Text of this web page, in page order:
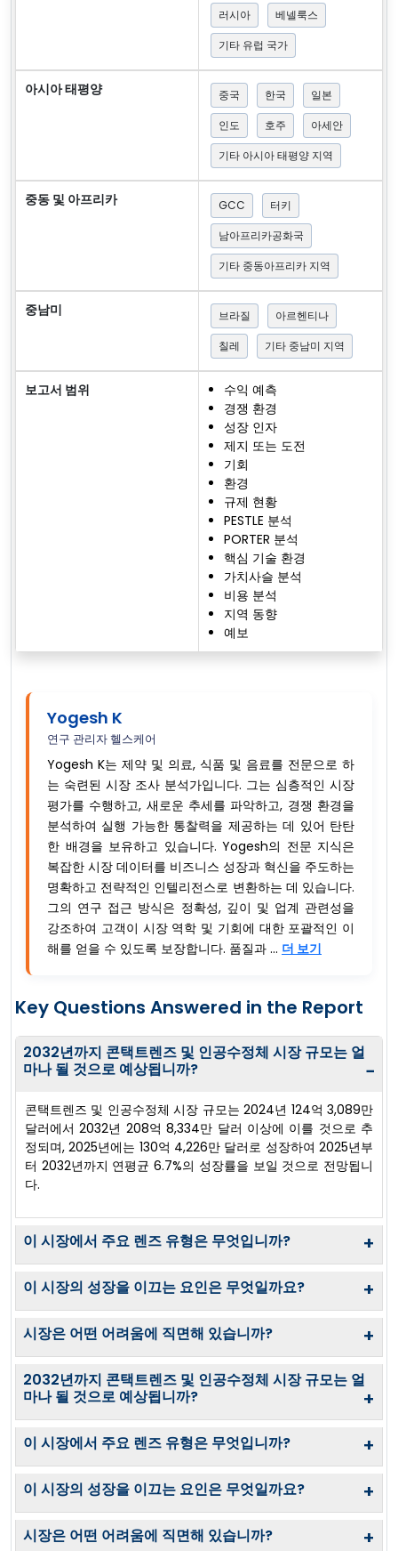
러시아
베넬룩스
기타 유럽 국가
아시아 태평양 중국 한국
일본
인도
호주
아세안
기타 아시아 태평양 지역
중동 및 아프리카 GCC
터키
남아프리카공화국
기타 중동아프리카 지역
중남미 브라질
아르헨티나
칠레
기타 중남미 지역
보고서 범위
수익 예측
경쟁 환경
성장 인자
제지 또는 도전
기회
환경
규제 현황
PESTLE 분석
PORTER 분석
핵심 기술 환경
가치사슬 분석
비용 분석
지역 동향
예보
Yogesh K
연구 관리자 헬스케어
Yogesh K는 제약 및 의료, 식품 및 음료를 전문으로 하
는 숙련된 시장 조사 분석가입니다. 그는 심층적인 시장
평가를 수행하고, 새로운 추세를 파악하고, 경쟁 환경을
분석하여 실행 가능한 통찰력을 제공하는 데 있어 탄탄
한 배경을 보유하고 있습니다. Yogesh의 전문 지식은
복잡한 시장 데이터를 비즈니스 성장과 혁신을 주도하는
명확하고 전략적인 인텔리전스로 변환하는 데 있습니다.
그의 연구 접근 방식은 정확성, 깊이 및 업계 관련성을
강조하여 고객이 시장 역학 및 기회에 대한 포괄적인 이
해를 얻을 수 있도록 보장합니다. 품질과 ... 더 보기
Key Questions Answered in the Report
2032년까지 콘택트렌즈 및 인공수정체 시장 규모는 얼
마나 될 것으로 예상됩니까?
−
콘택트렌즈 및 인공수정체 시장 규모는 2024년 124억 3,089만
달러에서 2032년 208억 8,334만 달러 이상에 이를 것으로 추
정되며, 2025년에는 130억 4,226만 달러로 성장하여 2025년부
터 2032년까지 연평균 6.7%의 성장률을 보일 것으로 전망됩니
다.
이 시장에서 주요 렌즈 유형은 무엇입니까? +
이 시장의 성장을 이끄는 요인은 무엇일까요? +
시장은 어떤 어려움에 직면해 있습니까? +
2032년까지 콘택트렌즈 및 인공수정체 시장 규모는 얼
마나 될 것으로 예상됩니까?
+
이 시장에서 주요 렌즈 유형은 무엇입니까? +
이 시장의 성장을 이끄는 요인은 무엇일까요? +
시장은 어떤 어려움에 직면해 있습니까? +